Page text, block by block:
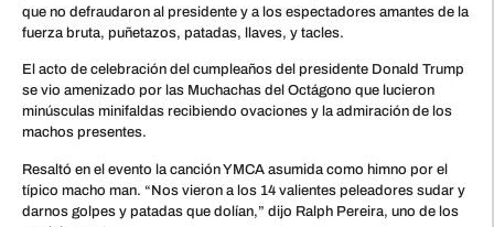
que no defraudaron al presidente y a los espectadores amantes de la
fuerza bruta, puñetazos, patadas, llaves, y tacles.
El acto de celebración del cumpleaños del presidente Donald Trump
se vio amenizado por las Muchachas del Octágono que lucieron
minúsculas minifaldas recibiendo ovaciones y la admiración de los
machos presentes.
Resaltó en el evento la canción YMCA asumida como himno por el
típico macho man. “Nos vieron a los 14 valientes peleadores sudar y
darnos golpes y patadas que dolían,” dijo Ralph Pereira, uno de los